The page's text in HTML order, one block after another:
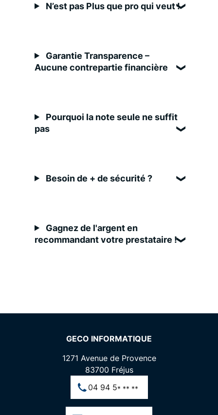
N’est pas Plus que pro qui veut !
Garantie Transparence –
Aucune contrepartie financière
Pourquoi la note seule ne suffit
pas
Besoin de + de sécurité ?
Gagnez de l'argent en
recommandant votre prestataire !
GECO INFORMATIQUE
1271 Avenue de Provence
83700 Fréjus
04 94 5* ** **